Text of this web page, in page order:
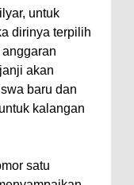
untuk
dirinya terpilih
akan
baru dan
kalangan
satu